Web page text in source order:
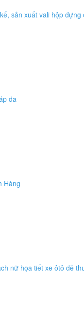
sản xuất vali hộp
da
Hàng
nữ họa tiết xe ôtô dễ